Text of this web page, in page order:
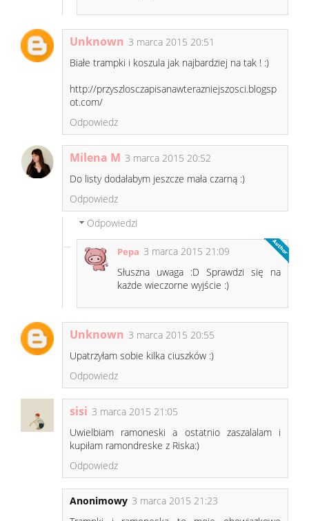
Unknown 3 marca 2015 20:51
Białe trampki i koszula jak najbardziej na tak ! :)
http://przyszlosczapisanawterazniejszosci.blogsp
ot.com/
Odpowiedz
Milena M 3 marca 2015 20:52
Do listy dodałabym jeszcze mała czarną :)
Odpowiedz
Odpowiedzi
Pepa 3 marca 2015 21:09
Słuszna uwaga :D Sprawdzi się na
każde wieczorne wyjście :)
Unknown 3 marca 2015 20:55
Upatrzyłam sobie kilka ciuszków :)
Odpowiedz
sisi 3 marca 2015 21:05
Uwielbiam ramoneski a ostatnio zaszalalam i
kupiłam ramondreske z Riska:)
Odpowiedz
Anonimowy 3 marca 2015 21:23